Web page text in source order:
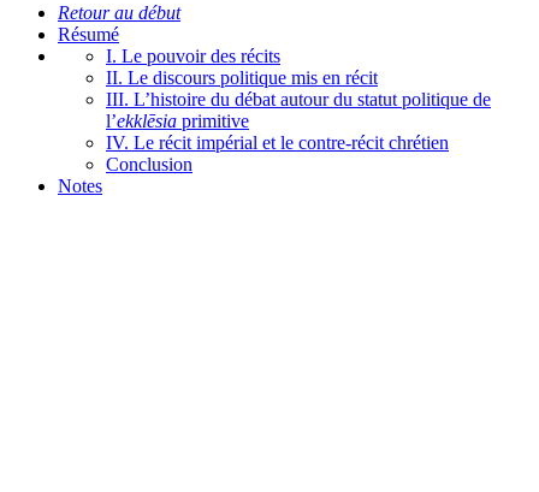
Retour au début
Résumé
I. Le pouvoir des récits
II. Le discours politique mis en récit
III. L’histoire du débat autour du statut politique de
l’ekklēsia primitive
IV. Le récit impérial et le contre-récit chrétien
Conclusion
Notes